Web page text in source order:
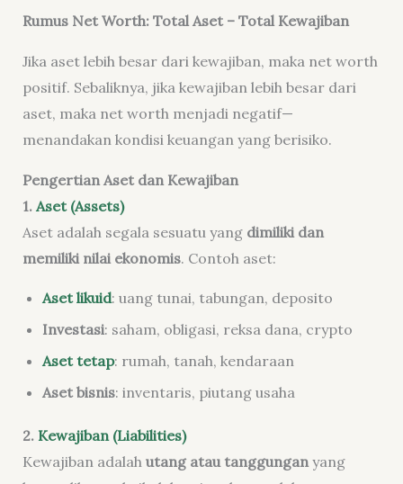
Rumus Net Worth: Total Aset – Total Kewajiban
Jika aset lebih besar dari kewajiban, maka net worth
positif. Sebaliknya, jika kewajiban lebih besar dari
aset, maka net worth menjadi negatif—
menandakan kondisi keuangan yang berisiko.
Pengertian Aset dan Kewajiban
1. Aset (Assets)
Aset adalah segala sesuatu yang dimiliki dan
memiliki nilai ekonomis. Contoh aset:
Aset likuid: uang tunai, tabungan, deposito
Investasi: saham, obligasi, reksa dana, crypto
Aset tetap: rumah, tanah, kendaraan
Aset bisnis: inventaris, piutang usaha
2. Kewajiban (Liabilities)
Kewajiban adalah utang atau tanggunganyang